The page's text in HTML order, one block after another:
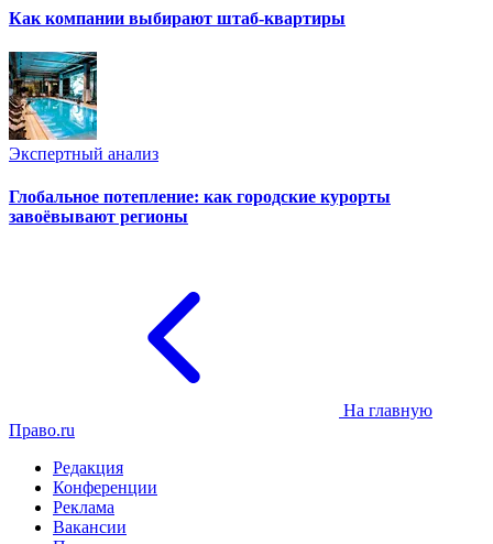
Как компании выбирают штаб-квартиры
Экспертный анализ
Глобальное потепление: как городские курорты
завоёвывают регионы
На главную
Право.ru
Редакция
Конференции
Реклама
Вакансии